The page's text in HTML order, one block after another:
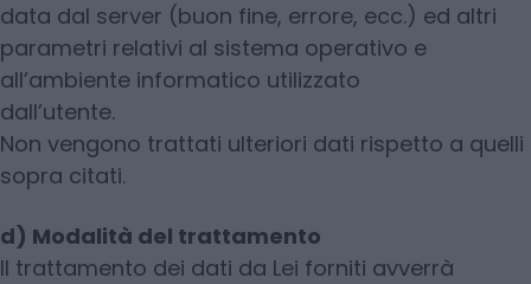
data dal server (buon fine, errore, ecc.) ed altri
parametri relativi al sistema operativo e
all’ambiente informatico utilizzato
dall’utente.
Non vengono trattati ulteriori dati rispetto a quelli
sopra citati.
d) Modalità del trattamento
Il trattamento dei dati da Lei forniti avverrà